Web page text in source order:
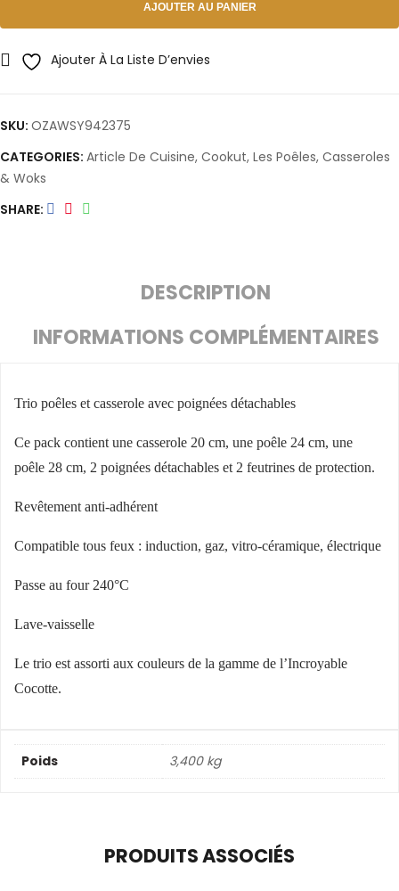
AJOUTER AU PANIER
Ajouter À La Liste D’envies
SKU: OZAWSY942375
CATEGORIES: Article De Cuisine, Cookut, Les Poêles, Casseroles
& Woks
SHARE
DESCRIPTION
INFORMATIONS COMPLÉMENTAIRES
Trio poêles et casserole avec poignées détachables
Ce pack contient une casserole 20 cm, une poêle 24 cm, une
poêle 28 cm, 2 poignées détachables et 2 feutrines de protection.
Revêtement anti-adhérent
Compatible tous feux : induction, gaz, vitro-céramique, électrique
Passe au four 240°C
Lave-vaisselle
Le trio est assorti aux couleurs de la gamme de l’Incroyable
Cocotte.
Poids 3,400 kg
PRODUITS ASSOCIÉS